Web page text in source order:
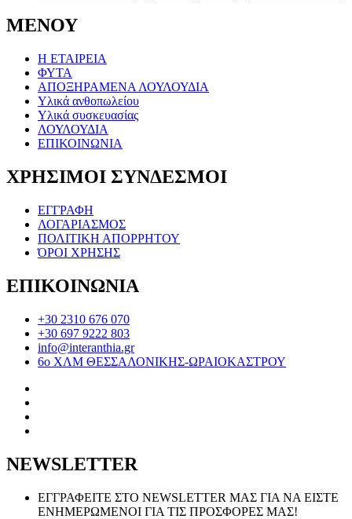
ΜΕΝΟΥ
Η ΕΤΑΙΡΕΙΑ
ΦΥΤΑ
ΑΠΟΞΗΡΑΜΕΝΑ ΛΟΥΛΟΥΔΙΑ
Υλικά ανθοπωλείου
Υλικά συσκευασίας
ΛΟΥΛΟΥΔΙΑ
ΕΠΙΚΟΙΝΩΝΙΑ
ΧΡΗΣΙΜΟΙ ΣΥΝΔΕΣΜΟΙ
ΕΓΓΡΑΦΗ
ΛΟΓΑΡΙΑΣΜΟΣ
ΠΟΛΙΤΙΚΗ ΑΠΟΡΡΗΤΟΥ
ΌΡΟΙ ΧΡΗΣΗΣ
ΕΠΙΚΟΙΝΩΝΙΑ
+30 2310 676 070
+30 697 9222 803
info@interanthia.gr
6ο ΧΛΜ ΘΕΣΣΑΛΟΝΙΚΗΣ-ΩΡΑΙΟΚΑΣΤΡΟΥ
NEWSLETTER
ΕΓΓΡΑΦΕΙΤΕ ΣΤΟ NEWSLETTER ΜΑΣ ΓΙΑ ΝΑ ΕΙΣΤΕ
ΕΝΗΜΕΡΩΜΕΝΟΙ ΓΙΑ ΤΙΣ ΠΡΟΣΦΟΡΕΣ ΜΑΣ!